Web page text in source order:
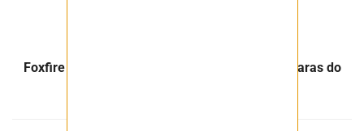
Foxfire Metals anuncia descoberta de Terras Raras do